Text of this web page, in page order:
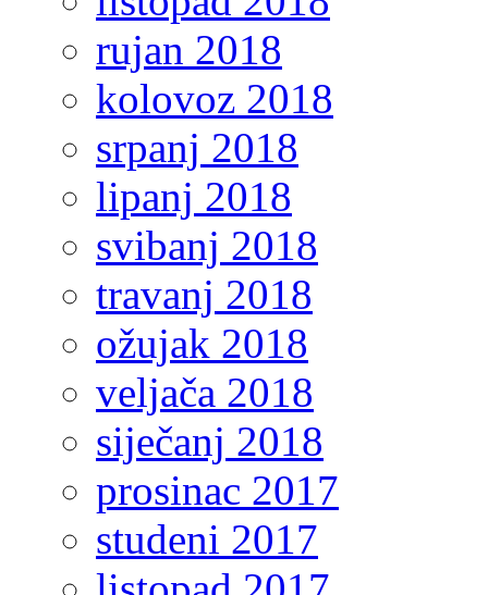
rujan 2018
kolovoz 2018
srpanj 2018
lipanj 2018
svibanj 2018
travanj 2018
ožujak 2018
veljača 2018
siječanj 2018
prosinac 2017
studeni 2017